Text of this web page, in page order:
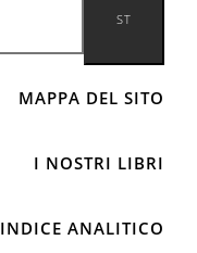
MAPPA DEL SITO
I NOSTRI LIBRI
INDICE ANALITICO